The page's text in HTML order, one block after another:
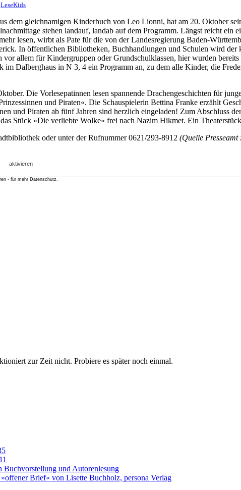
LeseKids
dem gleichnamigen Kinderbuch von Leo Lionni, hat am 20. Oktober
stehen landauf, landab auf dem Programm. Längst reicht ein
lesen, wirbt als Pate für die von der Landesregierung Baden-
In öffentlichen Bibliotheken, Buchhandlungen und Schulen wird
allem für Kindergruppen oder Grundschulklassen, hier wurden
Dalberghaus in N 3, 4 ein Programm an, zu dem alle Kinder, die
Die Vorlesepatinnen lesen spannende Drachengeschichten für
und Piraten«. Die Schauspielerin Bettina Franke erzählt
und Piraten ab fünf Jahren sind herzlich eingeladen! Zum Abschluss
Stück »Die verliebte Wolke« frei nach Nazim Hikmet. Ein
oder unter der Rufnummer 0621/293-8912 (Quelle
aktivieren
- für mehr Datenschutz.
zur Zeit nicht. Probiere es später noch einmal.
Buchvorstellung und Autorenlesung
Brief« von Lisette Buchholz, persona Verlag